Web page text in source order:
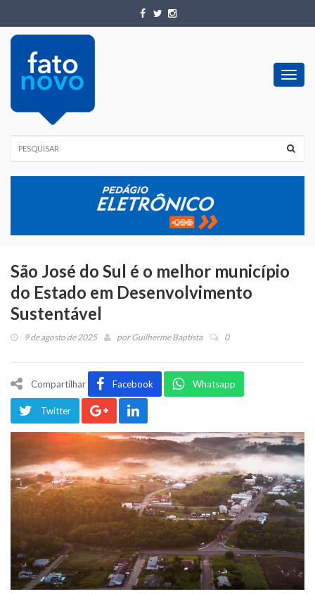
São José do Sul é o melhor município
do Estado em Desenvolvimento
Sustentável
9 de agosto de 2025 porGuilherme Baptista 0
Compartilhar Facebook Whatsapp
Twitter